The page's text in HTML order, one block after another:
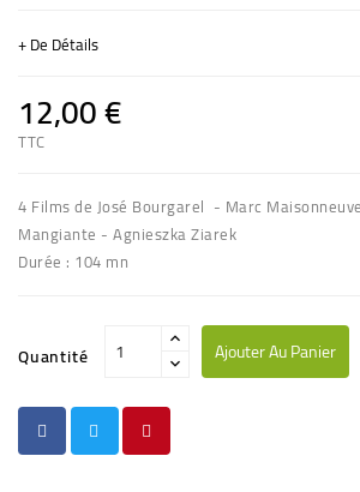
+ De Détails
12,00 €
TTC
4 Films de José Bourgarel - Marc
Mangiante - Agnieszka Ziarek
Durée : 104 mn
Quantité Ajouter Au Panier